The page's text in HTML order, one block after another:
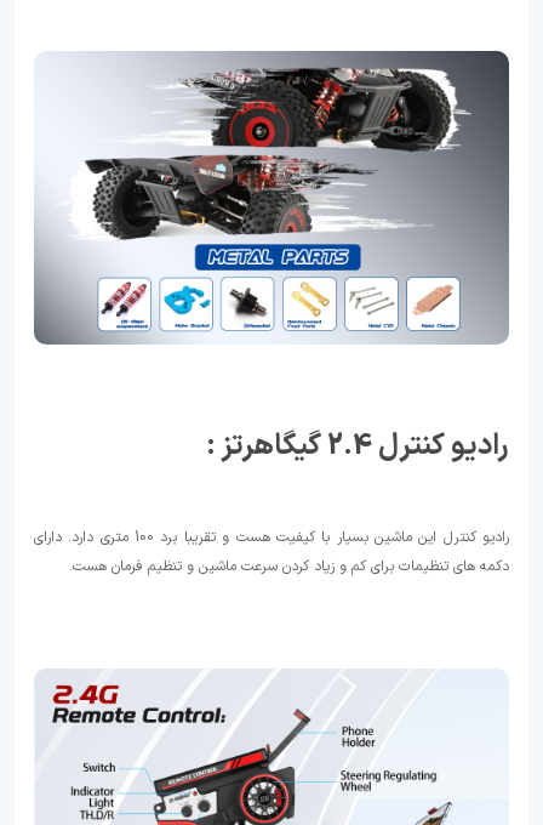
رادیو کنترل 2.4 گیگاهرتز :
رادیو کنترل این ماشین بسیار با کیفیت هست و تقریبا برد 100 متری دارد. دارای
دکمه های تنظیمات برای کم و زیاد کردن سرعت ماشین و تنظیم فرمان هست.